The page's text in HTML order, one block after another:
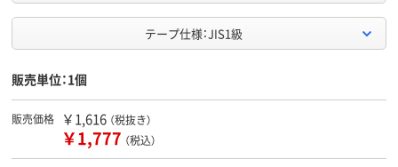
テープ仕様：JIS1級
販売単位：1個
販売価格 ￥1,616 （税抜き）
￥1,777 （税込）